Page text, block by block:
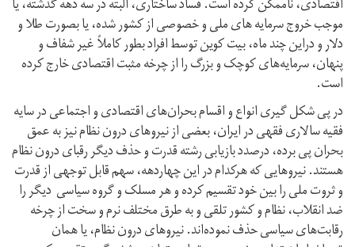
اقتصادی، ناممکن کرده است. فساد ساختاری، البته در سه دهه گذشته، یا
موجب خروج سرمایه های ملی و خصوصی از کشور شده، یا بصورت طلا و
دلار و دراین چند ماه، بیت کوین توسط افراد بطور کاملاً غیر شفاف و
پنهان، سرمایه‌های کوچک و بزرگ را از چرخه مثبت اقتصادی خارج کرده
است.
در پی شکل گیری انواع و اقسام بحران‌های اقتصادی و اجتماعی در سایه
فقیه سالاری فقهی در ایران، بعضی از نیروهای درون نظام نیز به عمق
بحران پی برده، درصدد بازیابی رشته قدرت و حذف دیگر رقبای درون نظام
هستند. نیروهایی که هرکدام در این چهاردهه، سهم قابل توجهی از قدرت
و ثروت ملی را بین خود تقسیم کرده و هر مسلک و گروه سیاسی دیگر را
ضد انقلاب، نظام و کشور تلقی و به طرق مختلف نرم و سخت از چرخه
رقابت‌های سیاسی حذف نموده‌اند. نیروهای درون نظام، یا همان